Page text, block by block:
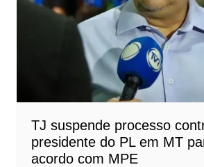
TJ suspende processo
presidente do PL em MT
acordo com MPE